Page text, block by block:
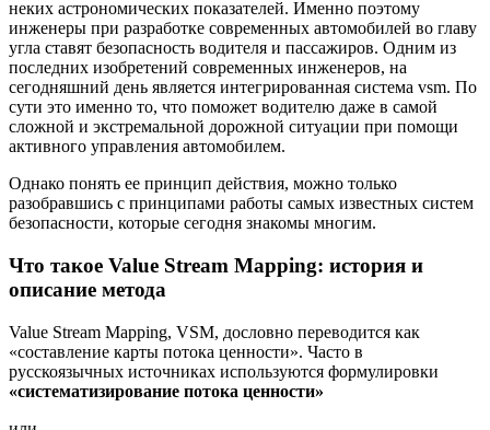
неких астрономических показателей. Именно поэтому
инженеры при разработке современных автомобилей во главу
угла ставят безопасность водителя и пассажиров. Одним из
последних изобретений современных инженеров, на
сегодняшний день является интегрированная система vsm. По
сути это именно то, что поможет водителю даже в самой
сложной и экстремальной дорожной ситуации при помощи
активного управления автомобилем.
Однако понять ее принцип действия, можно только
разобравшись с принципами работы самых известных систем
безопасности, которые сегодня знакомы многим.
Что такое Value Stream Mapping: история и
описание метода
Value Stream Mapping, VSM, дословно переводится как
«составление карты потока ценности». Часто в
русскоязычных источниках используются формулировки
«систематизирование потока ценности»